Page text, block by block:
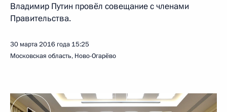
Владимир Путин провёл совещание с членами
Правительства.
30 марта 2016 года 15:25
Московская область, Ново-Огарёво